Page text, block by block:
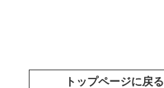
トップページに戻る